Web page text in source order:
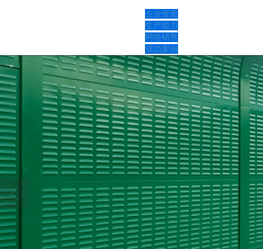
企业资质
生产能力
网络销售
成功案例